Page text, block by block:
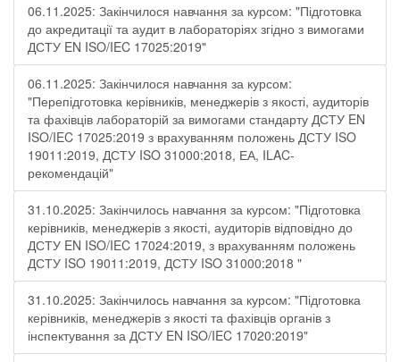
06.11.2025: Закінчилося навчання за курсом: "Підготовка
до акредитації та аудит в лабораторіях згідно з вимогами
ДСТУ EN ISO/IEC 17025:2019"
06.11.2025: Закінчилося навчання за курсом:
"Перепідготовка керівників, менеджерів з якості, аудиторів
та фахівців лабораторій за вимогами стандарту ДСТУ EN
ISO/IEC 17025:2019 з врахуванням положень ДСТУ ISO
19011:2019, ДСТУ ISO 31000:2018, ЕА, ILAC-
рекомендацій"
31.10.2025: Закінчилось навчання за курсом: "Підготовка
керівників, менеджерів з якості, аудиторів відповідно до
ДСТУ EN ISO/IEC 17024:2019, з врахуванням положень
ДСТУ ISO 19011:2019, ДСТУ ISO 31000:2018 "
31.10.2025: Закінчилось навчання за курсом: "Підготовка
керівників, менеджерів з якості та фахівців органів з
інспектування за ДСТУ EN ISO/IEC 17020:2019"